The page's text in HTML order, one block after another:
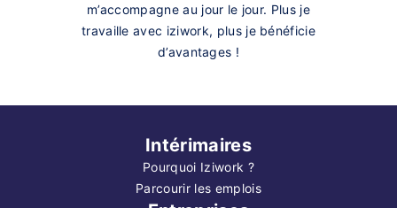
m’accompagne au jour le jour. Plus je
travaille avec iziwork, plus je bénéficie
d’avantages !
Intérimaires
Pourquoi Iziwork ?
Parcourir les emplois